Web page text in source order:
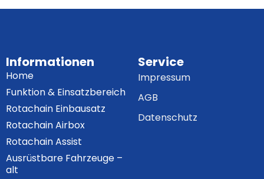
Informationen
Home
Funktion & Einsatzbereich
Rotachain Einbausatz
Rotachain Airbox
Rotachain Assist
Ausrüstbare Fahrzeuge –
alt
Service
Impressum
AGB
Datenschutz